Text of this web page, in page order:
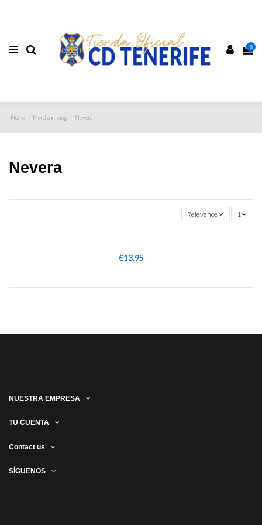
0
Home Merchandising Nevera
Nevera
Relevance 1
€13.95
NUESTRA EMPRESA
TU CUENTA
Contact us
SÍGUENOS